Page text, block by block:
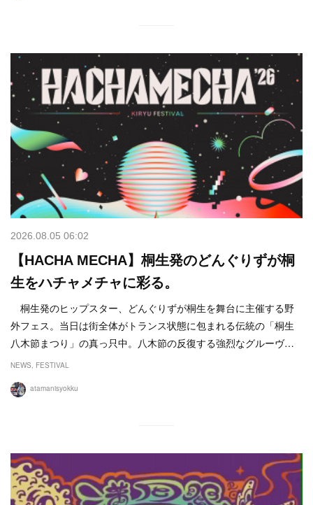
2026.08.05 06:02
【HACHA MECHA】桐生発のどんぐりずが桐
生をハチャメチャに彩る。
桐生発のヒップスター、どんぐりずが桐生を舞台に主催する野
外フェス。当日は街全体がトランス状態に包まれる伝統の「桐生
八木節まつり」の真っ只中。八木節の反復する強烈なグルーヴ…
NEWS FESTIVAL
atamanisyokku